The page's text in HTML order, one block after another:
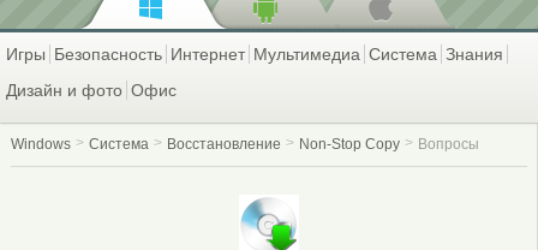
Игры Безопасность Интернет Мультимедиа Система Знания
Дизайн и фото Офис
Windows Система Восстановление Non-Stop Copy Вопросы